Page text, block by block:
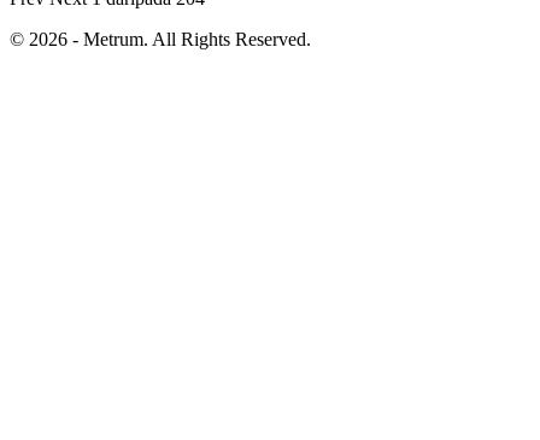
© 2026 - Metrum. All Rights Reserved.